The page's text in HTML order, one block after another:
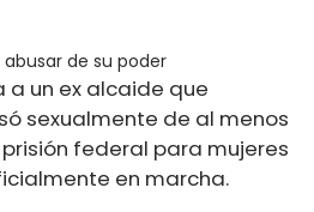
de su poder
a un ex alcaide que
sexualmente de al menos
federal para mujeres
en marcha.